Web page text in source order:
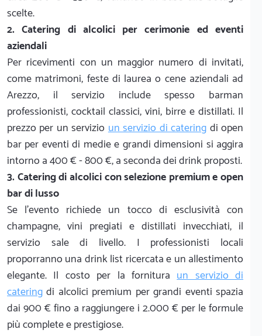
scelte.
2. Catering di alcolici per cerimonie ed eventi
aziendali
Per ricevimenti con un maggior numero di invitati,
come matrimoni, feste di laurea o cene aziendali ad
Arezzo, il servizio include spesso barman
professionisti, cocktail classici, vini, birre e distillati. Il
prezzo per un servizioun servizio di catering di open
bar per eventi di medie e grandi dimensioni si aggira
intorno a 400 € - 800 €, a seconda dei drink proposti.
3. Catering di alcolici con selezione premium e open
bar di lusso
Se l'evento richiede un tocco di esclusività con
champagne, vini pregiati e distillati invecchiati, il
servizio sale di livello. I professionisti locali
proporranno una drink list ricercata e un allestimento
elegante. Il costo per la fornituraun servizio di
catering di alcolici premium per grandi eventi spazia
dai 900 € fino a raggiungere i 2.000 € per le formule
più complete e prestigiose.